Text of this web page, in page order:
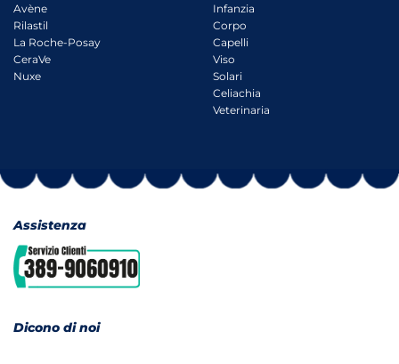
Avène
Rilastil
La Roche-Posay
CeraVe
Nuxe
Infanzia
Corpo
Capelli
Viso
Solari
Celiachia
Veterinaria
Assistenza
Dicono di noi